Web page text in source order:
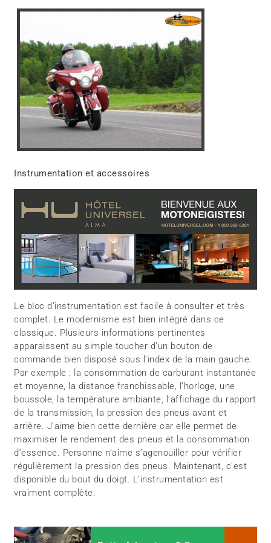
Instrumentation et accessoires
Le bloc d’instrumentation est facile à consulter et très
complet. Le modernisme est bien intégré dans ce
classique. Plusieurs informations pertinentes
apparaissent au simple toucher d’un bouton de
commande bien disposé sous l’index de la main gauche.
Par exemple : la consommation de carburant instantanée
et moyenne, la distance franchissable, l’horloge, une
boussole, la température ambiante, l’affichage du rapport
de la transmission, la pression des pneus avant et
arrière. J’aime bien cette dernière car elle permet de
maximiser le rendement des pneus et la consommation
d’essence. Personne n’aime s’agenouiller pour vérifier
régulièrement la pression des pneus. Maintenant, c’est
disponible du bout du doigt. L’instrumentation est
vraiment complète.